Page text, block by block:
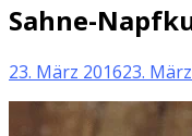
Sahne-
23. März 201623.